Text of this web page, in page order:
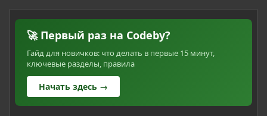
🚀 Первый раз на Codeby?
Гайд для новичков: что делать в первые 15 минут,
ключевые разделы, правила
Начать здесь →